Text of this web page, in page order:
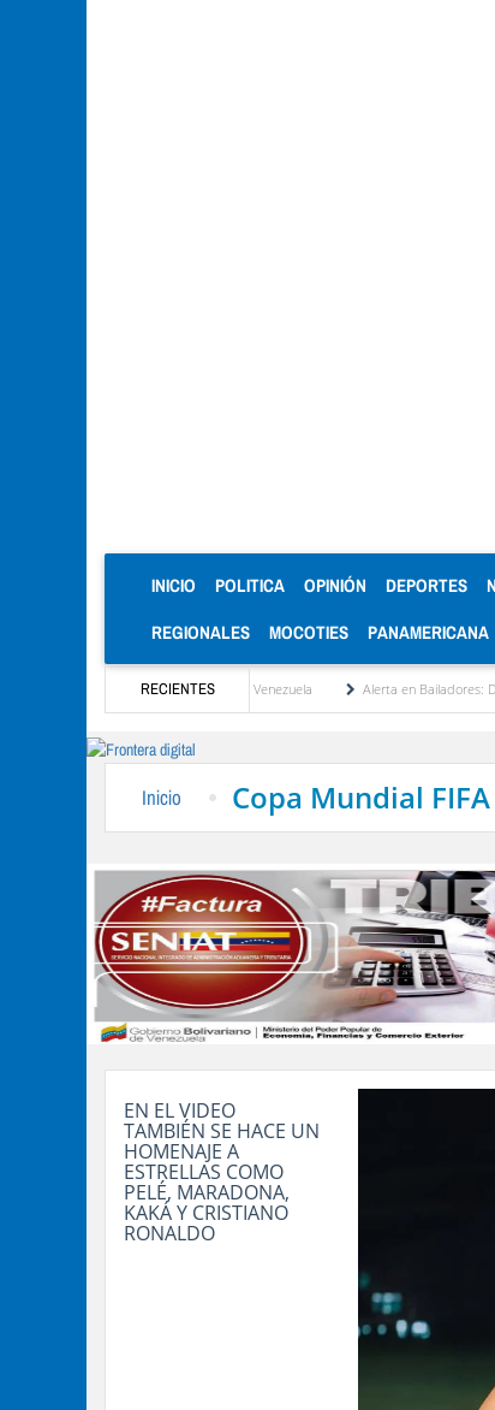
INICIO (CURRENT)
POLITICA OPINIÓN DEPORTES
REGIONALES MOCOTIES PANAMERICANA
RECIENTES
será la reinstitucionalización de Venezuela Alerta en Bailadores:
Inicio Copa Mundial
EN EL VIDEO
TAMBIÉN SE HACE UN
HOMENAJE A
ESTRELLAS COMO
PELÉ, MARADONA,
KAKÁ Y CRISTIANO
RONALDO